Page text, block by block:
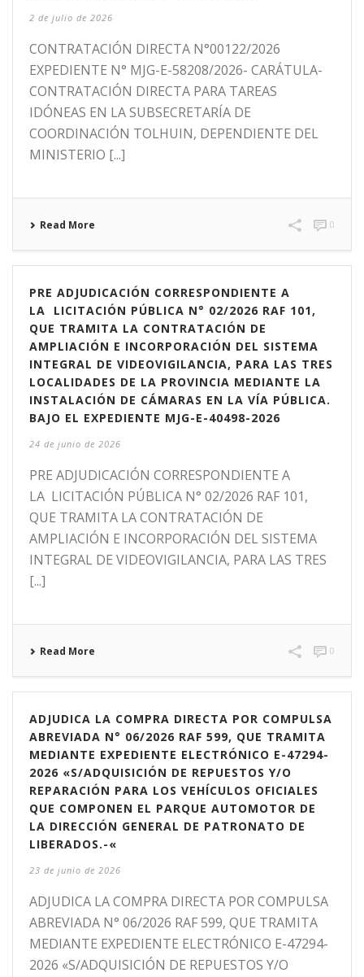
2 de julio de 2026
CONTRATACIÓN DIRECTA N°00122/2026
EXPEDIENTE N° MJG-E-58208/2026- CARÁTULA-
CONTRATACIÓN DIRECTA PARA TAREAS
IDÓNEAS EN LA SUBSECRETARÍA DE
COORDINACIÓN TOLHUIN, DEPENDIENTE DEL
MINISTERIO [...]
Read More 0
PRE ADJUDICACIÓN CORRESPONDIENTE A
LA LICITACIÓN PÚBLICA N° 02/2026 RAF 101,
QUE TRAMITA LA CONTRATACIÓN DE
AMPLIACIÓN E INCORPORACIÓN DEL SISTEMA
INTEGRAL DE VIDEOVIGILANCIA, PARA LAS TRES
LOCALIDADES DE LA PROVINCIA MEDIANTE LA
INSTALACIÓN DE CÁMARAS EN LA VÍA PÚBLICA.
BAJO EL EXPEDIENTE MJG-E-40498-2026
24 de junio de 2026
PRE ADJUDICACIÓN CORRESPONDIENTE A
LA LICITACIÓN PÚBLICA N° 02/2026 RAF 101,
QUE TRAMITA LA CONTRATACIÓN DE
AMPLIACIÓN E INCORPORACIÓN DEL SISTEMA
INTEGRAL DE VIDEOVIGILANCIA, PARA LAS TRES
[...]
Read More 0
ADJUDICA LA COMPRA DIRECTA POR COMPULSA
ABREVIADA N° 06/2026 RAF 599, QUE TRAMITA
MEDIANTE EXPEDIENTE ELECTRÓNICO E-47294-
2026 «S/ADQUISICIÓN DE REPUESTOS Y/O
REPARACIÓN PARA LOS VEHÍCULOS OFICIALES
QUE COMPONEN EL PARQUE AUTOMOTOR DE
LA DIRECCIÓN GENERAL DE PATRONATO DE
LIBERADOS.-«
23 de junio de 2026
ADJUDICA LA COMPRA DIRECTA POR COMPULSA
ABREVIADA N° 06/2026 RAF 599, QUE TRAMITA
MEDIANTE EXPEDIENTE ELECTRÓNICO E-47294-
2026 «S/ADQUISICIÓN DE REPUESTOS Y/O